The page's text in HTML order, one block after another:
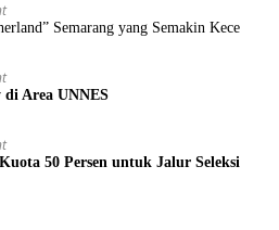
Semarang yang Semakin Kece
di Area UNNES
50 Persen untuk Jalur Seleksi